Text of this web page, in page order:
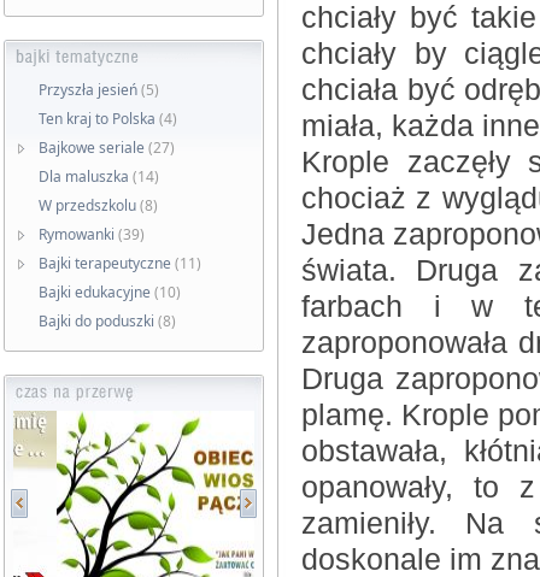
Przyszła jesień(5)
Ten kraj to Polska (4)
Bajkowe seriale (27)
Dla maluszka (14)
W przedszkolu(8)
Rymowanki (39)
Bajki terapeutyczne (11)
Bajki edukacyjne (10)
Bajki do poduszki (8)
chciały być
chciały by
chciała być
miała, każda
Krople
chociaż z
Jedna
świata. Druga
farbach i w
zaproponowała
Druga
plamę. Krople
obstawała,
opanowały, to
zamieniły.
doskonale im